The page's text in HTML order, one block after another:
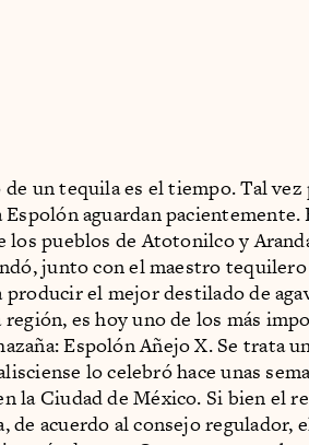
un tequila es el tiempo. Tal vez
aguardan pacientemente.
los pueblos de Atotonilco y
junto con el maestro
producir el mejor destilado de
región, es hoy uno de los más
Espolón Añejo X. Se trata
lo celebró hace unas
la Ciudad de México. Si bien el
de acuerdo al consejo regulador,